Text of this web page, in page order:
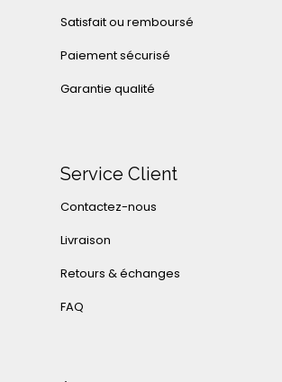
Satisfait ou remboursé
Paiement sécurisé
Garantie qualité
Service Client
Contactez-nous
Livraison
Retours & échanges
FAQ